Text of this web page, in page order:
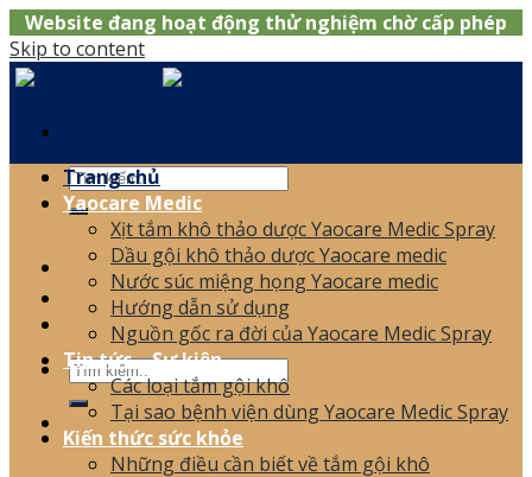
Website đang hoạt động thử nghiệm chờ cấp phép
Skip to content
0866.120.006
Trang chủ
Yaocare Medic
Xịt tắm khô thảo dược Yaocare Medic Spray
Dầu gội khô thảo dược Yaocare medic
Nước súc miệng họng Yaocare medic
Hướng dẫn sử dụng
Nguồn gốc ra đời của Yaocare Medic Spray
Tin tức – Sự kiện
Các loại tắm gội khô
Tại sao bệnh viện dùng Yaocare Medic Spray
Kiến thức sức khỏe
Những điều cần biết về tắm gội khô